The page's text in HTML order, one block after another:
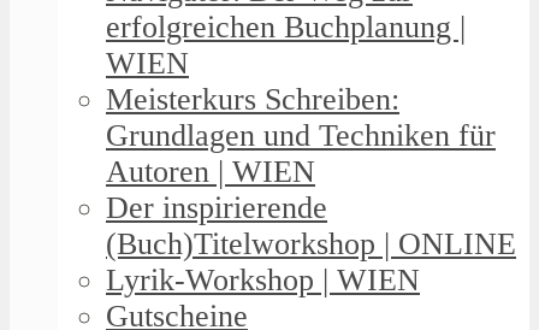
erfolgreichen Buchplanung |
WIEN
Meisterkurs Schreiben:
Grundlagen und Techniken für
Autoren | WIEN
Der inspirierende
(Buch)Titelworkshop | ONLINE
Lyrik-Workshop | WIEN
Gutscheine